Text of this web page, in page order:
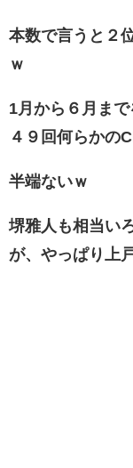
本数で言うと２
ｗ
1月から６月ま
４９回何らかの
半端ないｗ
堺雅人も相当い
が、やっぱり上